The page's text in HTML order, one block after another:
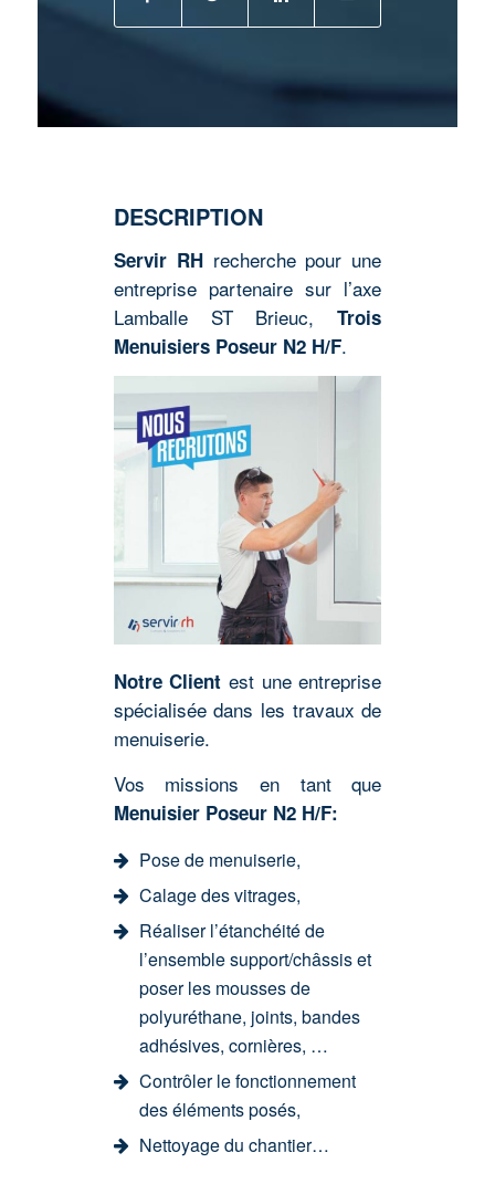
DESCRIPTION
Servir RHrecherche pour une
entreprise partenaire sur l’axe
Lamballe ST Brieuc, Trois
Menuisiers Poseur N2 H/F.
Notre Client est une entreprise
spécialisée dans les travaux de
menuiserie.
Vos missions en tant que
Menuisier Poseur N2 H/F:
Pose de menuiserie,
Calage des vitrages,
Réaliser l’étanchéité de
l’ensemble support/châssis et
poser les mousses de
polyuréthane, joints, bandes
adhésives, cornières, …
Contrôler le fonctionnement
des éléments posés,
Nettoyage du chantier…